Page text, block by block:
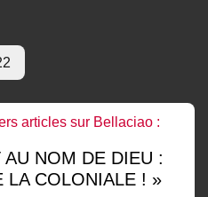
articles sur Bellaciao :
AU NOM DE DIEU :
LA COLONIALE ! »